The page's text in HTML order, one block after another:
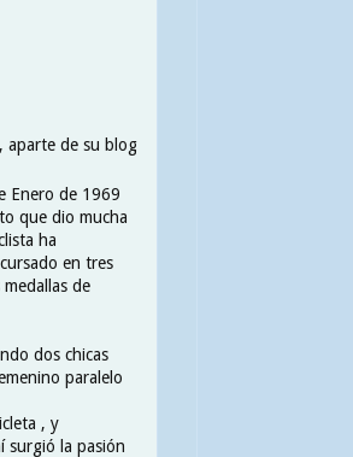
aparte de su blog
Enero de 1969
que dio mucha
ha
en tres
de
dos chicas
paralelo
, y
surgió la pasión